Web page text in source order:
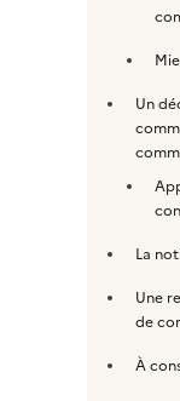
Un
La
Une
de
À